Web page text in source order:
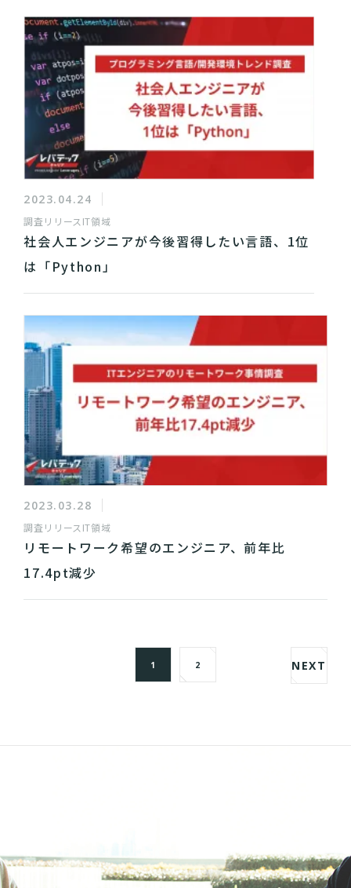
2023.04.24
調査リリース IT領域
社会人エンジニアが今後習得したい言語、1位
は「Python」
2023.03.28
調査リリース IT領域
リモートワーク希望のエンジニア、前年比
17.4pt減少
1 2 NEXT